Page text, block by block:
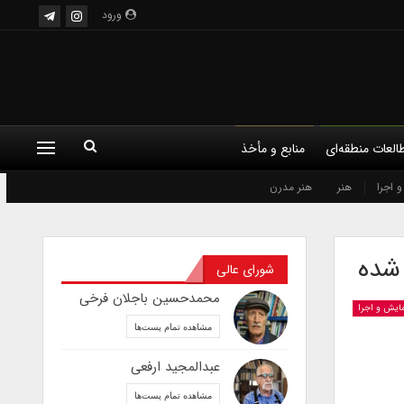
ورود
اجرا هنر هنر مدرن
منطقه‌ای منابع و مأخذ
شده
و اجرا
شورای عالی
محمدحسین باجلان فرخی
مشاهده تمام پست‌ها
عبدالمجید ارفعی
مشاهده تمام پست‌ها